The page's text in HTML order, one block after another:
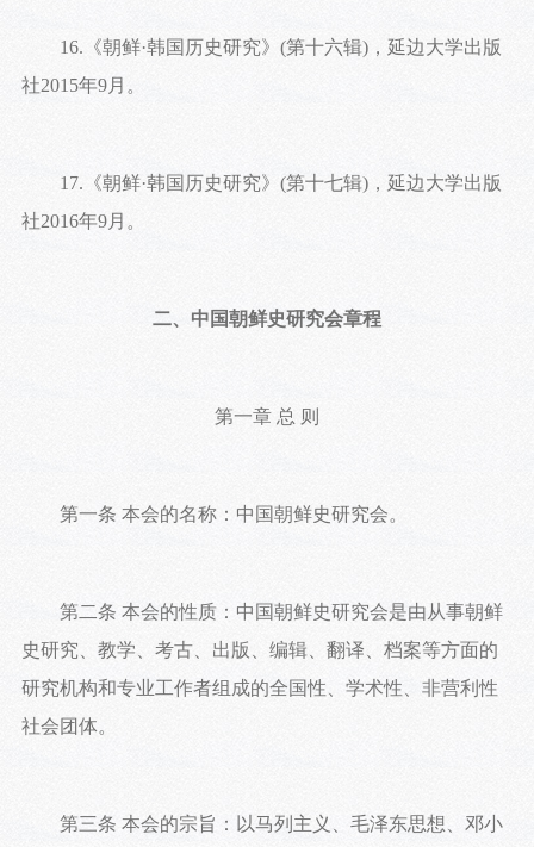
16.《朝鲜·韩国历史研究》(第十六辑)，延边大学出版
社2015年9月。
17.《朝鲜·韩国历史研究》(第十七辑)，延边大学出版
社2016年9月。
二、中国朝鲜史研究会章程
第一章 总 则
第一条 本会的名称：中国朝鲜史研究会。
第二条 本会的性质：中国朝鲜史研究会是由从事朝鲜
史研究、教学、考古、出版、编辑、翻译、档案等方面的
研究机构和专业工作者组成的全国性、学术性、非营利性
社会团体。
第三条 本会的宗旨：以马列主义、毛泽东思想、邓小